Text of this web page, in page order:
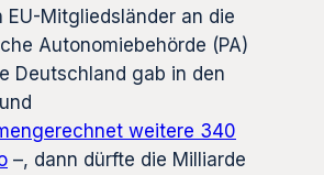
EU-Mitgliedsländer an die
Autonomiebehörde (PA)
Deutschland gab in den
weitere 340
–, dann dürfte die Milliarde